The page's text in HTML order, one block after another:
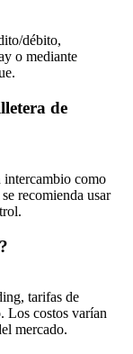
débito,
o mediante
de
intercambio como
recomienda usar
tarifas de
Los costos varían
mercado.